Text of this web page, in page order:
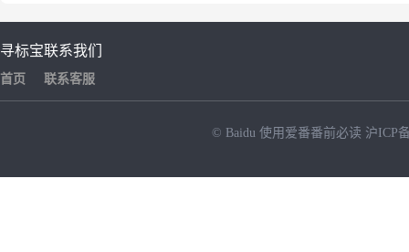
寻标宝
首页
联系我们
联系客服
© Baidu 使用爱番番前必读 沪ICP